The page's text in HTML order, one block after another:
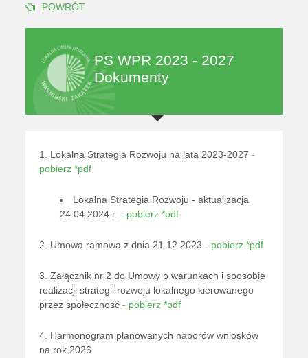
POWRÓT
PS WPR 2023 - 2027
Dokumenty
1. Lokalna Strategia Rozwoju na lata 2023-2027-
pobierz *pdf
Lokalna Strategia Rozwoju - aktualizacja
24.04.2024 r.- pobierz *pdf
2. Umowa ramowa z dnia 21.12.2023- pobierz *pdf
3. Załącznik nr 2 do Umowy o warunkach i sposobie
realizacji strategii rozwoju lokalnego kierowanego
przez społeczność- pobierz *pdf
4. Harmonogram planowanych naborów wniosków
na rok 2026